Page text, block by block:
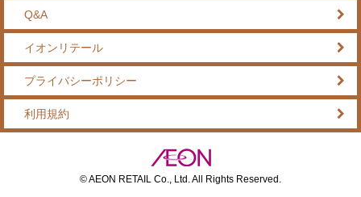
Q&A
イオンリテール
プライバシーポリシー
利用規約
© AEON RETAIL Co., Ltd. All Rights Reserved.